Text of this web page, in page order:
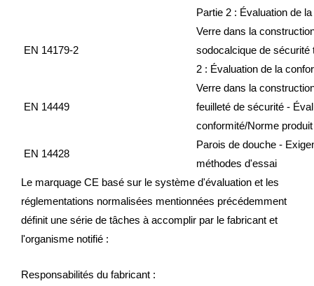
Partie 2 : Évaluation de
EN 14179-2
Verre dans la
sodocalcique de sécurité
2 : Évaluation de la
EN 14449
Verre dans la
feuilleté de sécurité -
conformité/Norme produit
EN 14428
Parois de douche -
méthodes d'essai
Le marquage CE basé sur le système d'évaluation et les
réglementations normalisées mentionnées précédemment
définit une série de tâches à accomplir par le fabricant et
l'organisme notifié :
Responsabilités du fabricant :